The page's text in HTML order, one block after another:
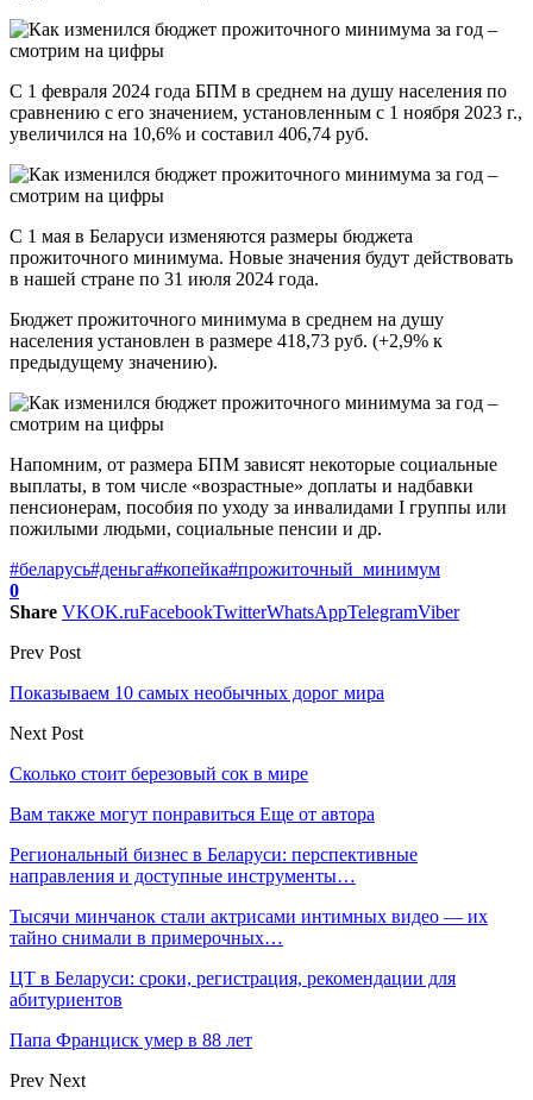
С 1 февраля 2024 года БПМ в среднем на душу населения по
сравнению с его значением, установленным с 1 ноября 2023 г.,
увеличился на 10,6% и составил 406,74 руб.
С 1 мая в Беларуси изменяются размеры бюджета
прожиточного минимума. Новые значения будут действовать
в нашей стране по 31 июля 2024 года.
Бюджет прожиточного минимума в среднем на душу
населения установлен в размере 418,73 руб. (+2,9% к
предыдущему значению).
Напомним, от размера БПМ зависят некоторые социальные
выплаты, в том числе «возрастные» доплаты и надбавки
пенсионерам, пособия по уходу за инвалидами I группы или
пожилыми людьми, социальные пенсии и др.
#беларусь#деньга#копейка#прожиточный_минимум
0
Share VKOK.ruFacebookTwitterWhatsAppTelegramViber
Prev Post
Показываем 10 самых необычных дорог мира
Next Post
Сколько стоит березовый сок в мире
Вам также могут понравиться Еще от автора
Региональный бизнес в Беларуси: перспективные
направления и доступные инструменты…
Тысячи минчанок стали актрисами интимных видео — их
тайно снимали в примерочных…
ЦТ в Беларуси: сроки, регистрация, рекомендации для
абитуриентов
Папа Франциск умер в 88 лет
Prev Next